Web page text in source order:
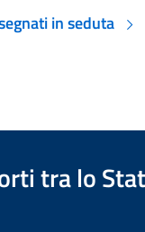
in seduta
tra lo